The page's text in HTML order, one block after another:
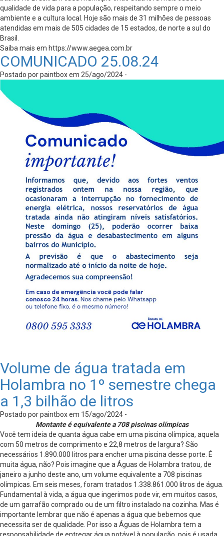
qualidade de vida para a população, respeitando sempre o meio
ambiente e a cultura local. Hoje são mais de 31 milhões de pessoas
atendidas em mais de 505 cidades de 15 estados, de norte a sul do
Brasil.
Saiba mais em https://www.aegea.com.br
COMUNICADO 25.08.24
Postado por paintbox em 25/ago/2024 -
Volume de água tratada em
Holambra no 1º semestre chega
a 1,3 bilhão de litros
Postado por paintbox em 15/ago/2024 -
Montante é equivalente a 708 piscinas olímpicas
Você tem ideia de quanta água cabe em uma piscina olímpica, aquela
com 50 metros de comprimento e 22,8 metros de largura? São
necessários 1.890.000 litros para encher uma piscina desse porte. É
muita água, não? Pois imagine que a Águas de Holambra tratou, de
janeiro a junho deste ano, um volume equivalente a 708 piscinas
olímpicas. Em seis meses, foram tratados 1.338.861.000 litros de água.
Fundamental à vida, a água que ingerimos pode vir, em muitos casos,
de um garrafão comprado ou de um filtro instalado na cozinha. Mas é
importante lembrar que não é apenas a água que bebemos que
necessita ser de qualidade. Por isso a Águas de Holambra tem a